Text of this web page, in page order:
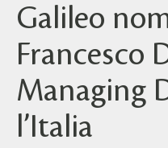
Galileo
Francesco
Managing
l’Italia